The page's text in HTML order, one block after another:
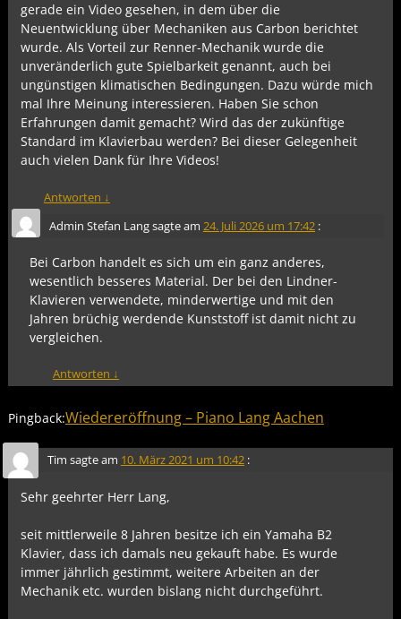
gerade ein Video gesehen, in dem über die
Neuentwicklung über Mechaniken aus Carbon berichtet
wurde. Als Vorteil zur Renner-Mechanik wurde die
unveränderlich gute Spielbarkeit genannt, auch bei
ungünstigen klimatischen Bedingungen. Dazu würde mich
mal Ihre Meinung interessieren. Haben Sie schon
Erfahrungen damit gemacht? Wird das der zukünftige
Standard im Klavierbau werden? Bei dieser Gelegenheit
auch vielen Dank für Ihre Videos!
Antworten ↓
Admin Stefan Langsagte am 24. Juli 2026 um 17:42 :
Bei Carbon handelt es sich um ein ganz anderes,
wesentlich besseres Material. Der bei den Lindner-
Klavieren verwendete, minderwertige und mit den
Jahren brüchig werdende Kunststoff ist damit nicht zu
vergleichen.
Antworten ↓
Pingback:Wiedereröffnung – Piano Lang Aachen
Tim sagte am 10. März 2021 um 10:42 :
Sehr geehrter Herr Lang,
seit mittlerweile 8 Jahren besitze ich ein Yamaha B2
Klavier, dass ich damals neu gekauft habe. Es wurde
immer jährlich gestimmt, weitere Arbeiten an der
Mechanik etc. wurden bislang nicht durchgeführt.